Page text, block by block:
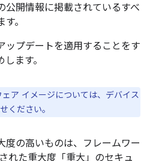
開情報に掲載されているすべ
。
ップデートを適用することをす
ます。
ア イメージについては、デバイス
ください。
度の高いものは、フレームワー
れた重大度「重大」のセキュ